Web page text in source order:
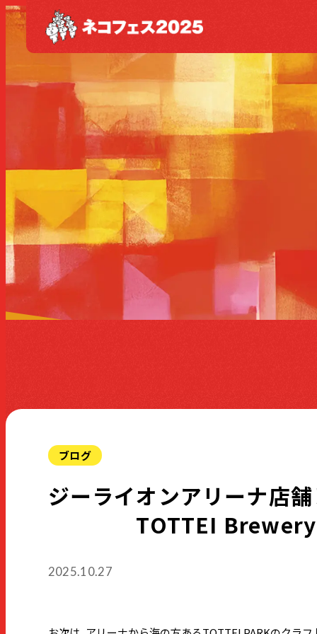
ブログ
ジーライオンアリーナ店
TOTTEI Brewery
2025.10.27